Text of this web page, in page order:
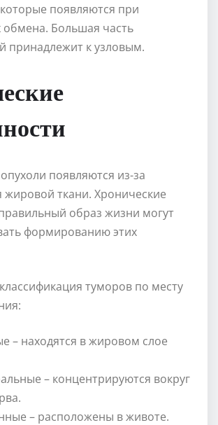
появляются при
Большая часть
принадлежит к узловым.
появляются из-за
жировой ткани. Хронические
образ жизни могут
формированию этих
туморов по месту
– находятся в жировом слое
– концентрируются вокруг
– расположены в животе.